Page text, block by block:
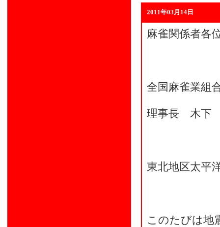
2011年03月14日
麻雀関係者各
全国麻雀業組
理事長 木下
東北地区太平
このたびは地